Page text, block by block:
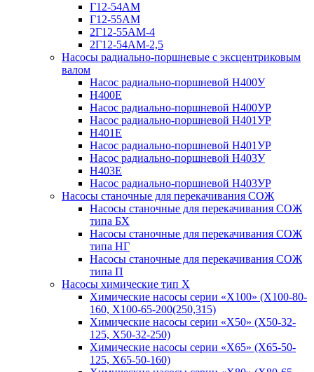
Г12-54АМ
Г12-55АМ
2Г12-55АМ-4
2Г12-54АМ-2,5
Насосы радиально-поршневые с эксцентриковым
валом
Насос радиально-поршневой Н400У
Н400Е
Насос радиально-поршневой Н400УР
Насос радиально-поршневой Н401УР
Н401Е
Насос радиально-поршневой Н401УР
Насос радиально-поршневой Н403У
Н403Е
Насос радиально-поршневой Н403УР
Насосы станочные для перекачивания СОЖ
Насосы станочные для перекачивания СОЖ
типа БХ
Насосы станочные для перекачивания СОЖ
типа НГ
Насосы станочные для перекачивания СОЖ
типа П
Насосы химические тип Х
Химические насосы серии «Х100» (Х100-80-
160, Х100-65-200(250,315)
Химические насосы серии «Х50» (Х50-32-
125, Х50-32-250)
Химические насосы серии «Х65» (Х65-50-
125, Х65-50-160)